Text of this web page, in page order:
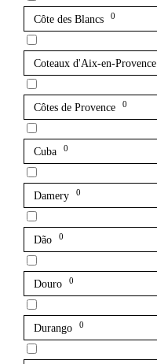
Côte des Blancs 0
Coteaux d'Aix-en-Provence
Côtes de Provence 0
Cuba 0
Damery 0
Dão 0
Douro 0
Durango 0